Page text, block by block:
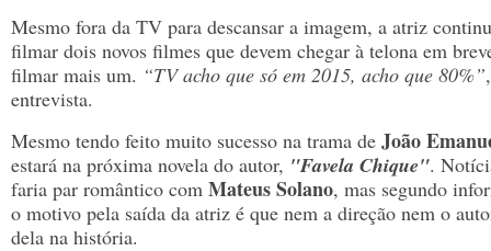
Mesmo fora da TV para descansar a imagem, a atriz
filmar dois novos filmes que devem chegar à telona em
filmar mais um. “TV acho que só em 2015, acho que 80%”
entrevista.
Mesmo tendo feito muito sucesso na trama de João
estará na próxima novela do autor, "Favela Chique".
faria par romântico com Mateus Solano, mas segundo
o motivo pela saída da atriz é que nem a direção nem o
dela na história.